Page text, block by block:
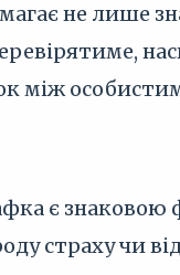
не лише
між
є знаковою
страху чи